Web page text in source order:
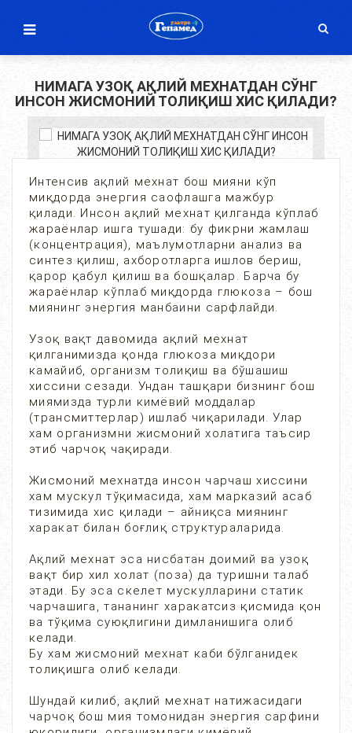
НИМАГА УЗОҚ АҚЛИЙ МЕХНАТДАН СЎНГ
ИНСОН ЖИСМОНИЙ ТОЛИҚИШ ХИС ҚИЛАДИ?
Интенсив ақлий мехнат бош мияни кўп
миқдорда энергия саофлашга мажбур
қилади. Инсон ақлий мехнат қилганда кўплаб
жараёнлар ишга тушади: бу фикрни жамлаш
(концентрация), маълумотларни анализ ва
синтез қилиш, ахборотларга ишлов бериш,
қарор қабул қилиш ва бошқалар. Барча бу
жараёнлар кўплаб миқдорда глюкоза – бош
миянинг энергия манбаини сарфлайди.
Узоқ вақт давомида ақлий мехнат
қилганимизда қонда глюкоза миқдори
камайиб, организм толиқиш ва бўшашиш
хиссини сезади. Ундан ташқари бизнинг бош
миямизда турли кимёвий моддалар
(трансмиттерлар) ишлаб чиқарилади. Улар
хам организмни жисмоний холатига таъсир
этиб чарчоқ чақиради.
Жисмоний мехнатда инсон чарчаш хиссини
хам мускул тўқимасида, хам марказий асаб
тизимида хис қилади – айниқса миянинг
харакат билан боғлиқ структураларида.
Ақлий мехнат эса нисбатан доимий ва узоқ
вақт бир хил холат (поза) да туришни талаб
этади. Бу эса скелет мускулларини статик
чарчашига, тананинг харакатсиз қисмида қон
ва тўқима суюқлигини димланишига олиб
келади.
Бу хам жисмоний мехнат каби бўлганидек
толиқишга олиб келади.
Шундай килиб, ақлий мехнат натижасидаги
чарчоқ бош мия томонидан энергия сарфини